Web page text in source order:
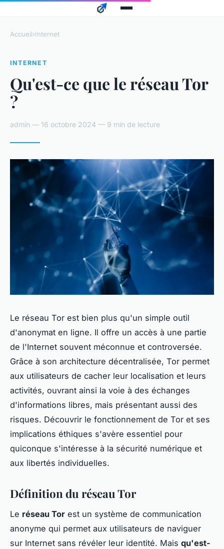
Accueil›Internet
INTERNET
Qu'est-ce que le réseau Tor
?
admin — 16 octobre 2024 — 9 min de lecture
Le réseau Tor est bien plus qu'un simple outil
d'anonymat en ligne. Il offre un accès à une partie
de l'Internet souvent méconnue et controversée.
Grâce à son architecture décentralisée, Tor permet
aux utilisateurs de cacher leur localisation et leurs
activités, ouvrant ainsi la voie à des échanges
d'informations libres, mais présentant aussi des
risques. Découvrir le fonctionnement de Tor et ses
implications éthiques s'avère essentiel pour
quiconque s'intéresse à la sécurité numérique et
aux libertés individuelles.
Définition du réseau Tor
Le réseau Tor est un système de communication
anonyme qui permet aux utilisateurs de naviguer
sur Internet sans révéler leur identité. Mais qu'est-